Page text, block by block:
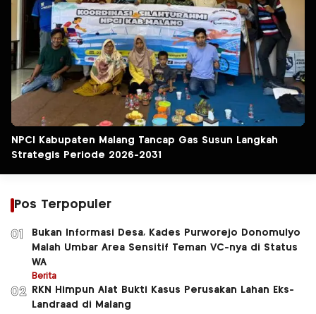
NPCI Kabupaten Malang Tancap Gas Susun Langkah
Strategis Periode 2026-2031
Pos Terpopuler
01
Bukan Informasi Desa, Kades Purworejo Donomulyo
Malah Umbar Area Sensitif Teman VC-nya di Status
WA
Berita
02
RKN Himpun Alat Bukti Kasus Perusakan Lahan Eks-
Landraad di Malang